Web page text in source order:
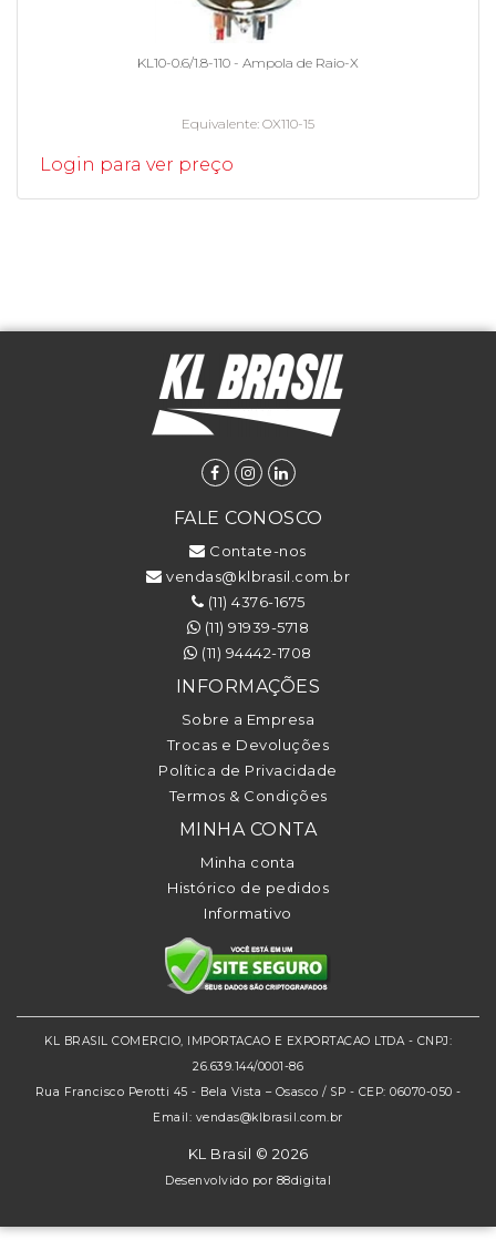
KL10-0.6/1.8-110 - Ampola de Raio-X
Equivalente OX110-15
Login para ver preço
FALE CONOSCO
Contate-nos
vendas@klbrasil.com.br
(11) 4376-1675
(11) 91939-5718
(11) 94442-1708
INFORMAÇÕES
Sobre a Empresa
Trocas e Devoluções
Política de Privacidade
Termos & Condições
MINHA CONTA
Minha conta
Histórico de pedidos
Informativo
KL BRASIL COMERCIO, IMPORTACAO E EXPORTACAO LTDA - CNPJ:
26.639.144/0001-86
Rua Francisco Perotti 45 - Bela Vista – Osasco / SP - CEP: 06070-050 -
Email: vendas@klbrasil.com.br
KL Brasil © 2026
Desenvolvido por 88digital